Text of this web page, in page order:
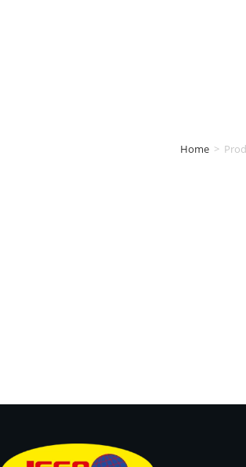
Home >